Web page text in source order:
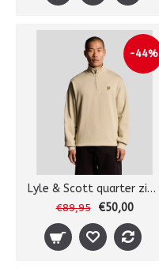
-44%
Lyle & Scott quarter zip sweat
€89,95 €50,00